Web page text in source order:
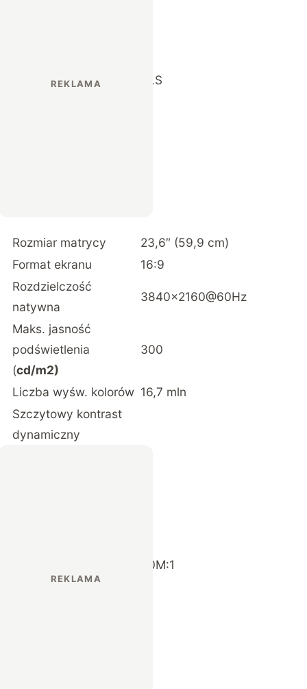
PLS
Rozmiar matrycy
23,6″ (59,9 cm)
Format ekranu
16:9
Rozdzielczość
natywna
3840×2160@60Hz
Maks. jasność
podświetlenia
(cd/m2)
300
Liczba wyśw. kolorów 16,7 mln
Szczytowy kontrast
dynamiczny
50M:1